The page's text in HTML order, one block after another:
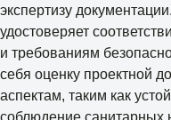
экспертизу
удостоверяет
и требованиям
себя оценку проектной
аспектам, таким как
соблюдение санитарных